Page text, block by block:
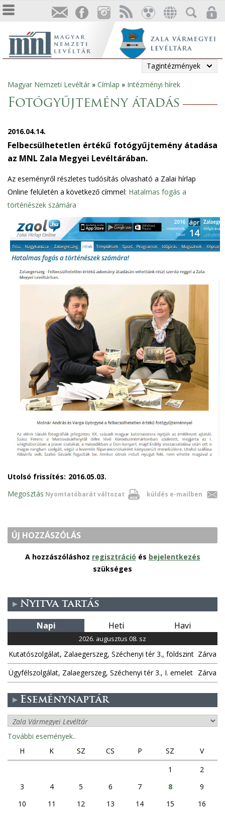
Tagintézmények
Jelenlegi
hely
Magyar Nemzeti Levéltár » Címlap » Intézményi hírek
Fotógyűjtemény átadás
2016.04.14.
Felbecsülhetetlen értékű fotógyűjtemény átadása
az MNL Zala Megyei Levéltárában.
Az eseményről részletes tudósítás olvasható a Zalai hírlap
Online felületén a következő címmel: Hatalmas fogás a
történészek számára
Utolsó frissítés: 2016.05.03.
Nyomtatóbarát változat küldés e-mailben
Megosztás
ÚJ HOZZÁSZÓLÁS
A hozzászóláshoz regisztráció és bejelentkezés
szükséges
Nyitva tartás
Napi Heti Havi
2026. augusztus 08. sz
Kutatószolgálat, Zalaegerszeg, Széchenyi tér 3., földszint Zárva
Ügyfélszolgálat, Zalaegerszeg, Széchenyi tér 3., I. emelet Zárva
Eseménynaptár
További események..
H
K SZ CS P SZ
V
1
2
3
4 5 6 7 8
9
10
11 12 13 14 15
16